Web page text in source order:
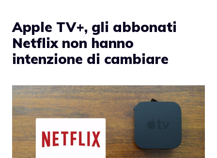
Apple TV+, gli abbonati
Netflix non hanno
intenzione di cambiare